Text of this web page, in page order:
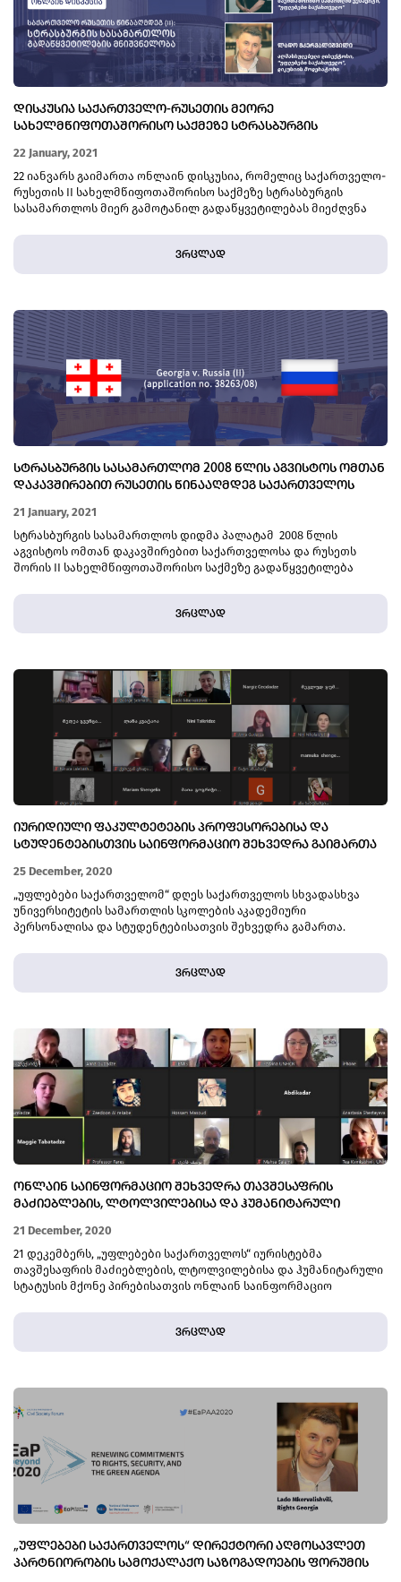
ᲓᲘᲡᲙᲣᲡᲘᲐ ᲡᲐᲥᲐᲠᲗᲕᲔᲚᲝ-ᲠᲣᲡᲔᲗᲘᲡ ᲛᲔᲝᲠᲔ
ᲡᲐᲮᲔᲚᲛᲬᲘᲤᲝᲗᲐᲨᲝᲠᲘᲡᲝ ᲡᲐᲥᲛᲔᲖᲔ ᲡᲢᲠᲐᲡᲑᲣᲠᲒᲘᲡ
ᲨᲔᲡᲐᲮᲔᲑ
22 January, 2021
22 იანვარს გაიმართა ონლაინ დისკუსია, რომელიც საქართველო-
რუსეთის II სახელმწიფოთაშორისო საქმეზე სტრასბურგის
სასამართლოს მიერ გამოტანილ გადაწყვეტილებას მიეძღვნა
ვრცლად
ᲡᲢᲠᲐᲡᲑᲣᲠᲒᲘᲡ ᲡᲐᲡᲐᲛᲐᲠᲗᲚᲝᲛ 2008 ᲬᲚᲘᲡ ᲐᲒᲕᲘᲡᲢᲝᲡ ᲝᲛᲗᲐᲜ
ᲓᲐᲙᲐᲕᲨᲘᲠᲔᲑᲘᲗ ᲠᲣᲡᲔᲗᲘᲡ ᲬᲘᲜᲐᲐᲦᲛᲓᲔᲒ ᲡᲐᲥᲐᲠᲗᲕᲔᲚᲝᲡ
21 January, 2021
სტრასბურგის სასამართლოს დიდმა პალატამ 2008 წლის
აგვისტოს ომთან დაკავშირებით საქართველოსა და რუსეთს
შორის II სახელმწიფოთაშორისო საქმეზე გადაწყვეტილება
ვრცლად
ᲘᲣᲠᲘᲓᲘᲣᲚᲘ ᲤᲐᲙᲣᲚᲢᲔᲢᲔᲑᲘᲡ ᲞᲠᲝᲤᲔᲡᲝᲠᲔᲑᲘᲡᲐ ᲓᲐ
ᲡᲢᲣᲓᲔᲜᲢᲔᲑᲘᲡᲗᲕᲘᲡ ᲡᲐᲘᲜᲤᲝᲠᲛᲐᲪᲘᲝ ᲨᲔᲮᲕᲔᲓᲠᲐ ᲒᲐᲘᲛᲐᲠᲗᲐ
25 December, 2020
„უფლებები საქართველომ“ დღეს საქართველოს სხვადასხვა
უნივერსიტეტის სამართლის სკოლების აკადემიური
პერსონალისა და სტუდენტებისათვის შეხვედრა გამართა.
ვრცლად
ᲝᲜᲚᲐᲘᲜ ᲡᲐᲘᲜᲤᲝᲠᲛᲐᲪᲘᲝ ᲨᲔᲮᲕᲔᲓᲠᲐ ᲗᲐᲕᲨᲔᲡᲐᲤᲠᲘᲡ
ᲛᲐᲫᲘᲔᲑᲚᲔᲑᲘᲡ, ᲚᲢᲝᲚᲕᲘᲚᲔᲑᲘᲡᲐ ᲓᲐ ᲰᲣᲛᲐᲜᲘᲢᲐᲠᲣᲚᲘ
21 December, 2020
21 დეკემბერს, „უფლებები საქართველოს“ იურისტებმა
თავშესაფრის მაძიებლების, ლტოლვილებისა და ჰუმანიტარული
სტატუსის მქონე პირებისათვის ონლაინ საინფორმაციო
ვრცლად
„ᲣᲤᲚᲔᲑᲔᲑᲘ ᲡᲐᲥᲐᲠᲗᲕᲔᲚᲝᲡ“ ᲓᲘᲠᲔᲥᲢᲝᲠᲘ ᲐᲦᲛᲝᲡᲐᲕᲚᲔᲗ
ᲞᲐᲠᲢᲜᲘᲝᲠᲝᲑᲘᲡ ᲡᲐᲛᲝᲥᲐᲚᲐᲥᲝ ᲡᲐᲖᲝᲒᲐᲓᲝᲔᲑᲘᲡ ᲤᲝᲠᲣᲛᲘᲡ